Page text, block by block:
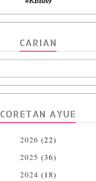
CARIAN
CORETAN AYUE
2026 (22)
2025 (36)
2024 (18)